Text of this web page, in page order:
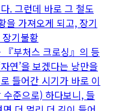
. 그런데 바로 그 철도
을 가져오게 되고, 장기
기불황
처스 크로싱』의 등
연’을 보겠다는 낭만을
들어간 시기가 바로 이
준으로) 하다보니, 들